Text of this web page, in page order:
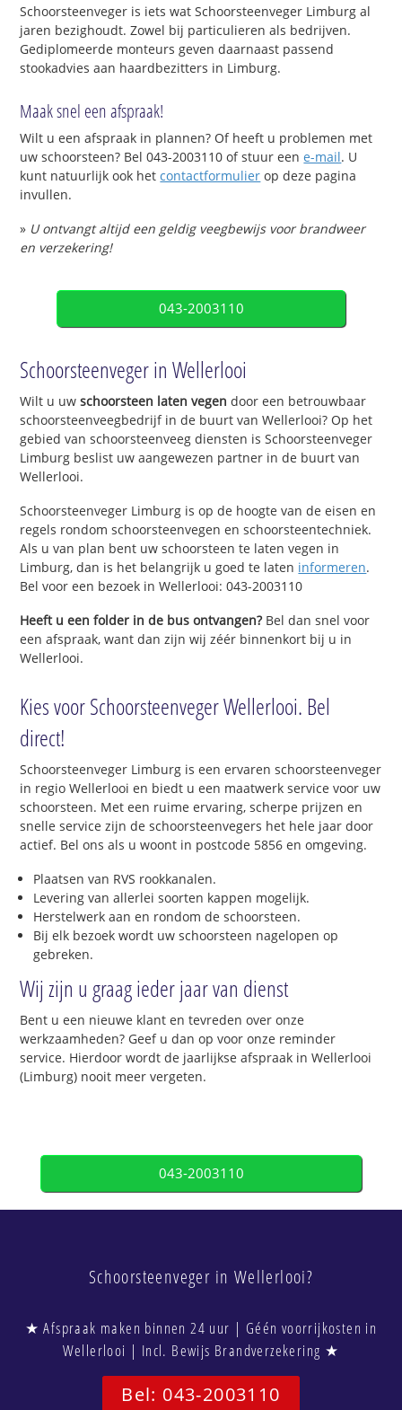
Schoorsteenveger is iets wat Schoorsteenveger Limburg al
jaren bezighoudt. Zowel bij particulieren als bedrijven.
Gediplomeerde monteurs geven daarnaast passend
stookadvies aan haardbezitters in Limburg.
Maak snel een afspraak!
Wilt u een afspraak in plannen? Of heeft u problemen met
uw schoorsteen? Bel 043-2003110 of stuur eene-mail. U
kunt natuurlijk ook hetcontactformulier op deze pagina
invullen.
» U ontvangt altijd een geldig veegbewijs voor brandweer
en verzekering!
043-2003110
Schoorsteenveger in Wellerlooi
Wilt u uwschoorsteen laten vegen door een betrouwbaar
schoorsteenveegbedrijf in de buurt van Wellerlooi? Op het
gebied van schoorsteenveeg diensten is Schoorsteenveger
Limburg beslist uw aangewezen partner in de buurt van
Wellerlooi.
Schoorsteenveger Limburg is op de hoogte van de eisen en
regels rondom schoorsteenvegen en schoorsteentechniek.
Als u van plan bent uw schoorsteen te laten vegen in
Limburg, dan is het belangrijk u goed te laten informeren.
Bel voor een bezoek in Wellerlooi: 043-2003110
Heeft u een folder in de bus ontvangen?Bel dan snel voor
een afspraak, want dan zijn wij zéér binnenkort bij u in
Wellerlooi.
Kies voor Schoorsteenveger Wellerlooi. Bel
direct!
Schoorsteenveger Limburg is een ervaren schoorsteenveger
in regio Wellerlooi en biedt u een maatwerk service voor uw
schoorsteen. Met een ruime ervaring, scherpe prijzen en
snelle service zijn de schoorsteenvegers het hele jaar door
actief. Bel ons als u woont in postcode 5856 en omgeving.
Plaatsen van RVS rookkanalen.
Levering van allerlei soorten kappen mogelijk.
Herstelwerk aan en rondom de schoorsteen.
Bij elk bezoek wordt uw schoorsteen nagelopen op
gebreken.
Wij zijn u graag ieder jaar van dienst
Bent u een nieuwe klant en tevreden over onze
werkzaamheden? Geef u dan op voor onze reminder
service. Hierdoor wordt de jaarlijkse afspraak in Wellerlooi
(Limburg) nooit meer vergeten.
043-2003110
Schoorsteenveger in Wellerlooi?
★ Afspraak maken binnen 24 uur | Géén voorrijkosten in
Wellerlooi | Incl. Bewijs Brandverzekering ★
Bel: 043-2003110